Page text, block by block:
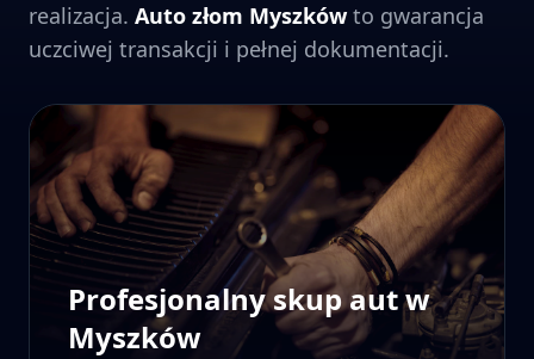
realizacja. Auto złom Myszków to gwarancja
uczciwej transakcji i pełnej dokumentacji.
Profesjonalny skup aut w
Myszków